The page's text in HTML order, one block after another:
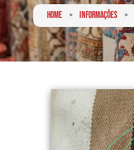
Home Informações